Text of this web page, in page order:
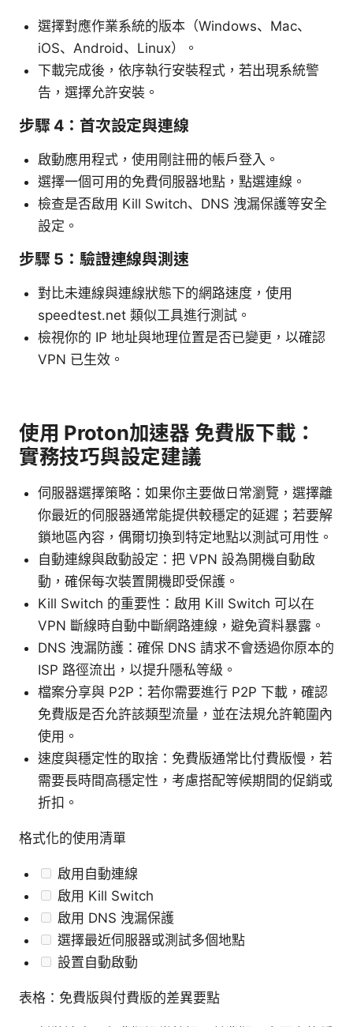
選擇對應作業系統的版本（Windows、Mac、
iOS、Android、Linux）。
下載完成後，依序執行安裝程式，若出現系統警
告，選擇允許安裝。
步驟 4：首次設定與連線
啟動應用程式，使用剛註冊的帳戶登入。
選擇一個可用的免費伺服器地點，點選連線。
檢查是否啟用 Kill Switch、DNS 洩漏保護等安全
設定。
步驟 5：驗證連線與測速
對比未連線與連線狀態下的網路速度，使用
speedtest.net 類似工具進行測試。
檢視你的 IP 地址與地理位置是否已變更，以確認
VPN 已生效。
使用 Proton加速器 免費版下載：
實務技巧與設定建議
伺服器選擇策略：如果你主要做日常瀏覽，選擇離
你最近的伺服器通常能提供較穩定的延遲；若要解
鎖地區內容，偶爾切換到特定地點以測試可用性。
自動連線與啟動設定：把 VPN 設為開機自動啟
動，確保每次裝置開機即受保護。
Kill Switch 的重要性：啟用 Kill Switch 可以在
VPN 斷線時自動中斷網路連線，避免資料暴露。
DNS 洩漏防護：確保 DNS 請求不會透過你原本的
ISP 路徑流出，以提升隱私等級。
檔案分享與 P2P：若你需要進行 P2P 下載，確認
免費版是否允許該類型流量，並在法規允許範圍內
使用。
速度與穩定性的取捨：免費版通常比付費版慢，若
需要長時間高穩定性，考慮搭配等候期間的促銷或
折扣。
格式化的使用清單
啟用自動連線
啟用 Kill Switch
啟用 DNS 洩漏保護
選擇最近伺服器或測試多個地點
設置自動啟動
表格：免費版與付費版的差異要點